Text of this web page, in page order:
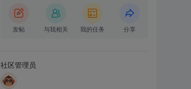
发帖 与我相关 我的任务 分享
社区管理员